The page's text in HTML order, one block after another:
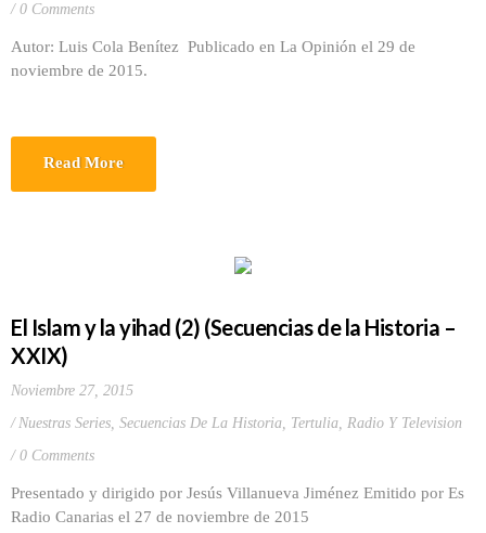
0 Comments
Autor: Luis Cola Benítez Publicado en La Opinión el 29 de
noviembre de 2015.
Read More
El Islam y la yihad (2) (Secuencias de la Historia –
XXIX)
Noviembre 27, 2015
Nuestras Series, Secuencias De La Historia, Tertulia, Radio Y Television
0 Comments
Presentado y dirigido por Jesús Villanueva Jiménez Emitido por Es
Radio Canarias el 27 de noviembre de 2015